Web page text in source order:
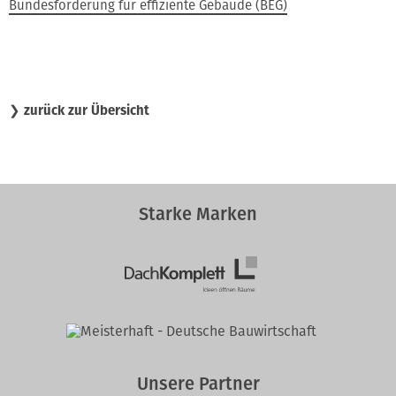
Bundesförderung für effiziente Gebäude (BEG)
❯ zurück zur Übersicht
Starke Marken
Unsere Partner